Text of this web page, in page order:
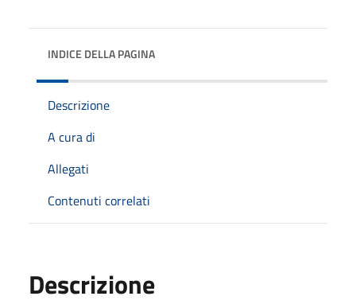
INDICE DELLA PAGINA
Descrizione
A cura di
Allegati
Contenuti correlati
Descrizione